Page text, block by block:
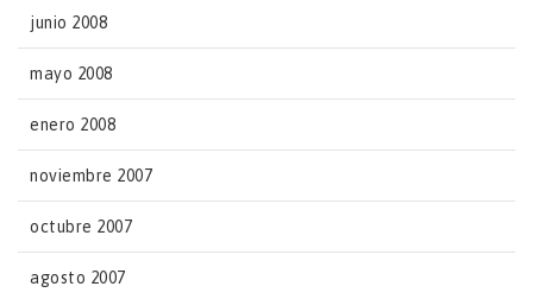
junio 2008
mayo 2008
enero 2008
noviembre 2007
octubre 2007
agosto 2007